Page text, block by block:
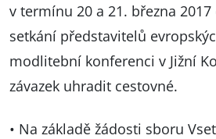
v termínu 20 a 21. března
setkání představitelů
modlitební konferenci v Jižní
závazek uhradit cestovné.
• Na základě žádosti sboru